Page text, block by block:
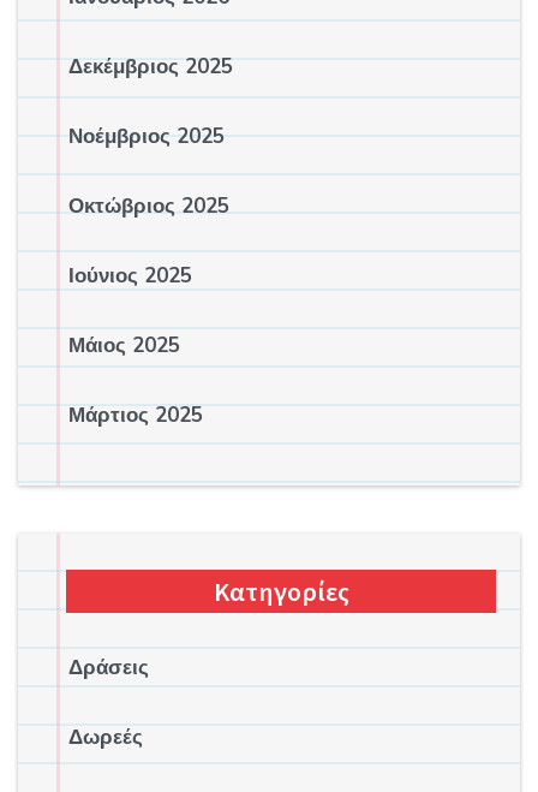
Δεκέμβριος 2025
Νοέμβριος 2025
Οκτώβριος 2025
Ιούνιος 2025
Μάιος 2025
Μάρτιος 2025
Κατηγορίες
Δράσεις
Δωρεές